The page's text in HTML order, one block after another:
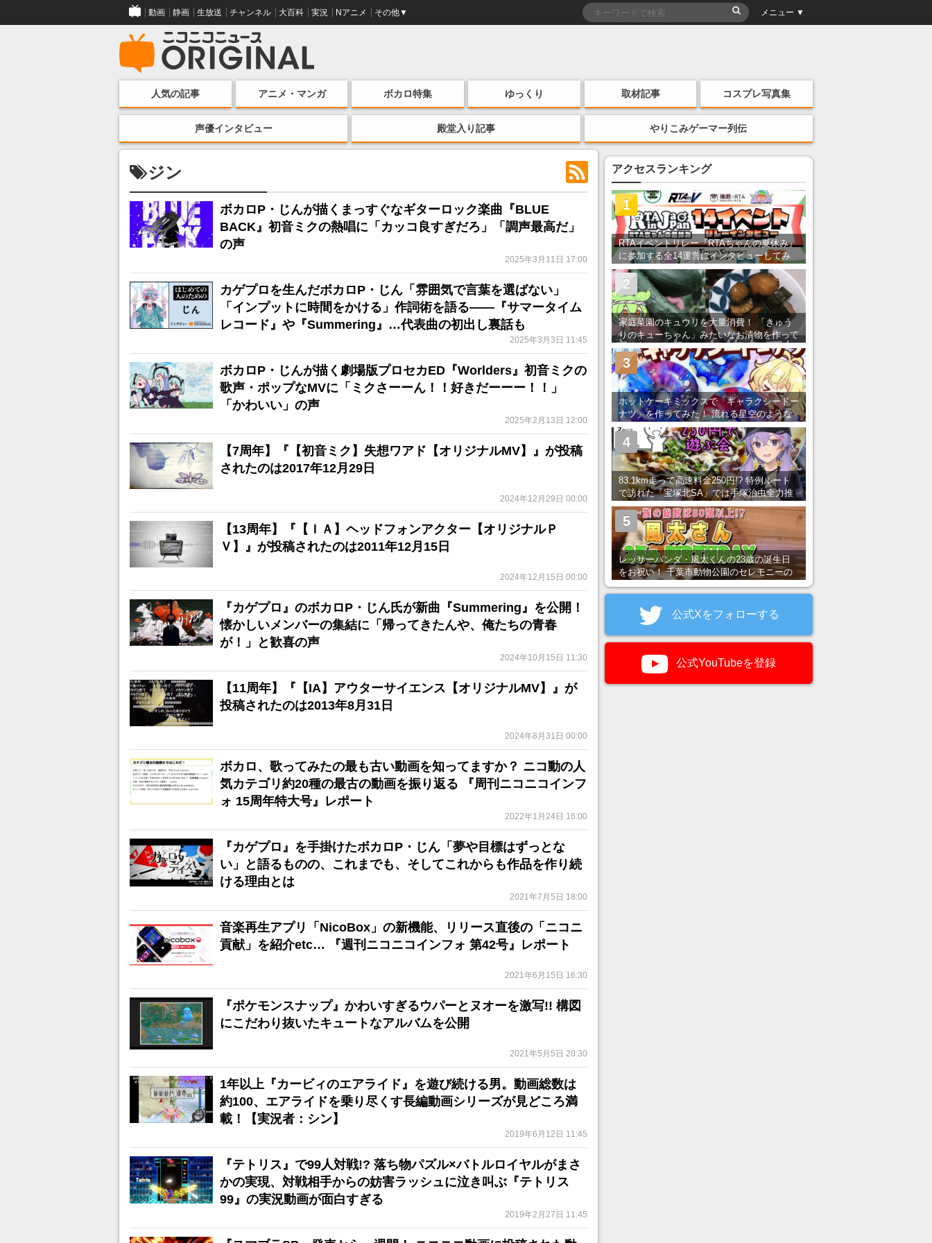
動画 静画 生放送 チャンネル 大百科 実況 Nアニメ その他▼ メニュー ▼
人気の記事 アニメ・マンガ ボカロ特集 ゆっくり 取材記事 コスプレ写真集
声優インタビュー 殿堂入り記事 やりこみゲーマー列伝
ジン
ボカロP・じんが描くまっすぐなギターロック楽曲『BLUE
BACK』初音ミクの熱唱に「カッコ良すぎだろ」「調声最高だ」
の声
2025年3月11日 17:00
カゲプロを生んだボカロP・じん「雰囲気で言葉を選ばない」
「インプットに時間をかける」作詞術を語る――『サマータイム
レコード』や『Summering』…代表曲の初出し裏話も
2025年3月3日 11:45
ボカロP・じんが描く劇場版プロセカED『Worlders』初音ミクの
歌声・ポップなMVに「ミクさーーん！！好きだーーー！！」
「かわいい」の声
2025年2月13日 12:00
【7周年】『【初音ミク】失想ワアド【オリジナルMV】』が投稿
されたのは2017年12月29日
2024年12月29日 00:00
【13周年】『【ＩＡ】ヘッドフォンアクター【オリジナルＰ
Ｖ】』が投稿されたのは2011年12月15日
2024年12月15日 00:00
『カゲプロ』のボカロP・じん氏が新曲『Summering』を公開！
懐かしいメンバーの集結に「帰ってきたんや、俺たちの青春
が！」と歓喜の声
2024年10月15日 11:30
【11周年】『【IA】アウターサイエンス【オリジナルMV】』が
投稿されたのは2013年8月31日
2024年8月31日 00:00
ボカロ、歌ってみたの最も古い動画を知ってますか？ ニコ動の人
気カテゴリ約20種の最古の動画を振り返る 『周刊ニコニコインフ
ォ 15周年特大号』レポート
2022年1月24日 16:00
『カゲプロ』を手掛けたボカロP・じん「夢や目標はずっとな
い」と語るものの、これまでも、そしてこれからも作品を作り続
ける理由とは
2021年7月5日 18:00
音楽再生アプリ「NicoBox」の新機能、リリース直後の「ニコニ
貢献」を紹介etc… 『週刊ニコニコインフォ 第42号』レポート
2021年6月15日 16:30
『ポケモンスナップ』かわいすぎるウパーとヌオーを激写!! 構図
にこだわり抜いたキュートなアルバムを公開
2021年5月5日 20:30
1年以上『カービィのエアライド』を遊び続ける男。動画総数は
約100、エアライドを乗り尽くす長編動画シリーズが見どころ満
載！【実況者：シン】
2019年6月12日 11:45
『テトリス』で99人対戦!? 落ち物パズル×バトルロイヤルがまさ
かの実現、対戦相手からの妨害ラッシュに泣き叫ぶ『テトリス
99』の実況動画が面白すぎる
2019年2月27日 11:45
アクセスランキング
RTAイベントリレー『RTAちゃんの夏休み』
に参加する全14運営にインタビューしてみ
た！ 「RTA in Japan」のチャンネルの貸し
出しを利用し8/9から1週間にわたって開催
1
家庭菜園のキュウリを大量消費！ 「きゅう
りのキューちゃん」みたいなお漬物を作って
みた
2
ホットケーキミックスで「ギャラクシードー
ナツ」を作ってみた！ 流れる星空のような
レンチン・レシピを紹介
3
83.1km走って高速料金250円!? 特例ルート
で訪れた「宝塚北SA」では手塚治虫全力推
し＆関西グルメが楽しめる！
4
レッサーパンダ・風太くんの23歳の誕生日
をお祝い！ 千葉市動物公園のセレモニーの
様子を紹介
5
公式Xをフォローする
公式YouTubeを登録